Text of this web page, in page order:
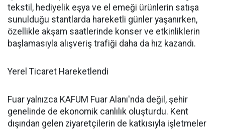
tekstil, hediyelik eşya ve el emeği ürünlerin satışa
sunulduğu stantlarda hareketli günler yaşanırken,
özellikle akşam saatlerinde konser ve etkinliklerin
başlamasıyla alışveriş trafiği daha da hız kazandı.
Yerel Ticaret Hareketlendi
Fuar yalnızca KAFUM Fuar Alanı'nda değil, şehir
genelinde de ekonomik canlılık oluşturdu. Kent
dışından gelen ziyaretçilerin de katkısıyla işletmeler